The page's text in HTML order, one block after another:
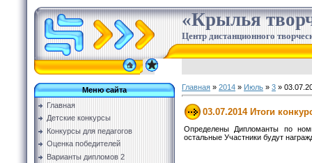
«Крылья
Центр дистанционного
Меню сайта
Главная
Детские конкурсы
Конкурсы для педагогов
Оценка победителей
Варианты дипломов 2
Главная » 2014 » Июль » 3 »
03.07.2014 Итоги
Определены Дипломанты по
остальные Участники будут